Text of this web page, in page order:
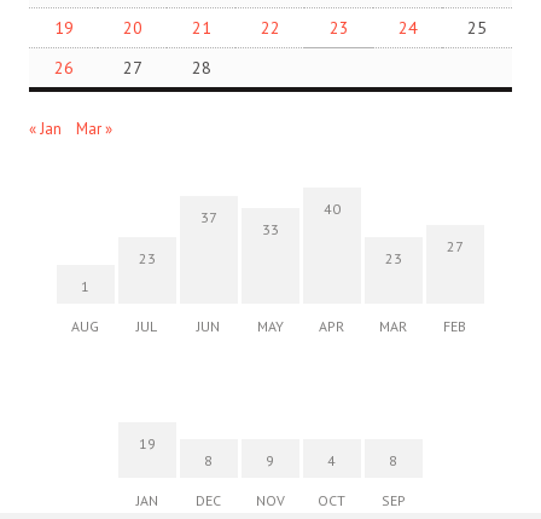
19
20 21 22 23 24
25
26
27 28
« Jan Mar »
1
AUG
23
JUL
37
JUN
33
MAY
40
APR
23
MAR
27
FEB
19
JAN
8
DEC
9
NOV
4
OCT
8
SEP